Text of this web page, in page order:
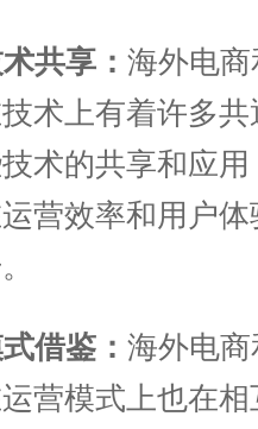
共享： 海外电商
术上有着许多共
术的共享和应用
营效率和用户体
借鉴： 海外电商
营模式上也在相